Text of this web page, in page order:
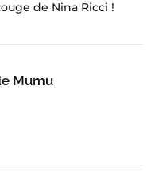
de Nina Ricci !
Mumu